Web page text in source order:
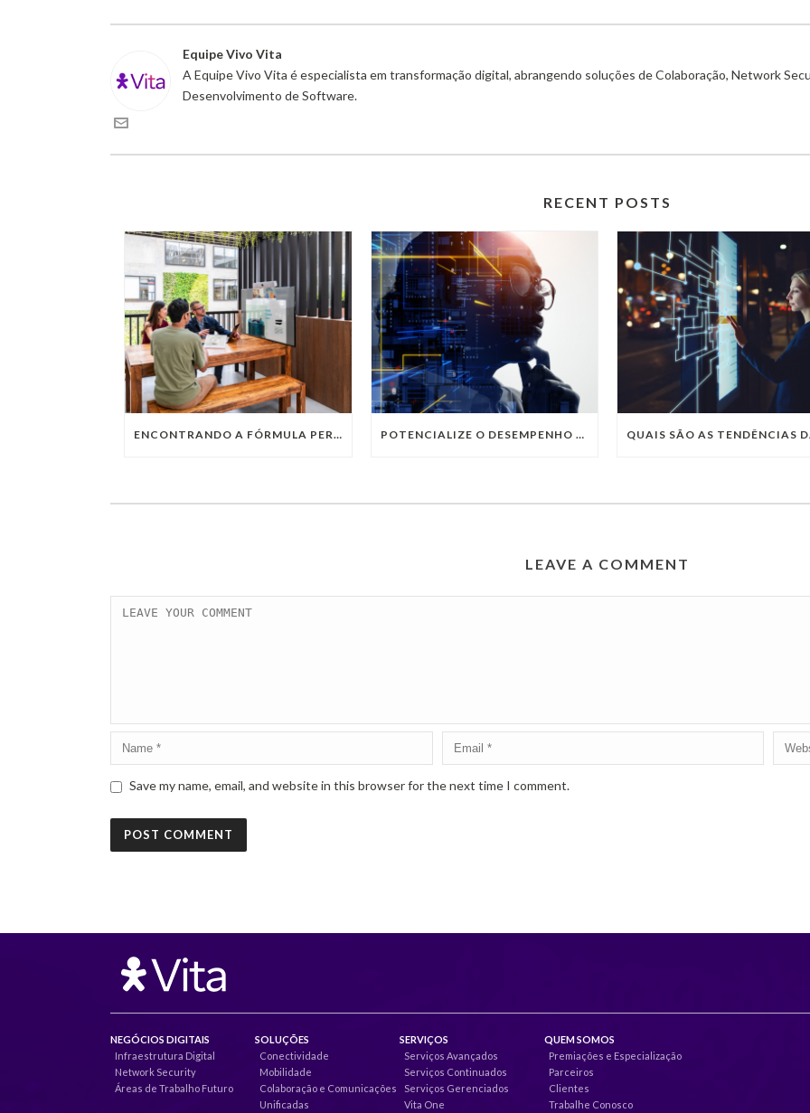
Equipe Vivo Vita
A Equipe Vivo Vita é especialista em transformação digital, abrangendo soluções de Colaboração, Network
Desenvolvimento de Software.
RECENT POSTS
ENCONTRANDO A FÓRMULA PERFEITA: TRABALHO PRESENCIAL, HOME OFFICE OU TRABALHO HÍBRIDO? POTENCIALIZE O DESEMPENHO DA SUA EMPRESA COM OS SERVIÇOS DE TI DA VIVO VITA
LEAVE A COMMENT
Save my name, email, and website in this browser for the next time I comment.
NEGÓCIOS DIGITAIS
Infraestrutura Digital
Network Security
Áreas de Trabalho Futuro
SOLUÇÕES
Conectividade
Mobilidade
Colaboração e Comunicações
Unificadas
SERVIÇOS
Serviços Avançados
Serviços Continuados
Serviços Gerenciados
Vita One
QUEM SOMOS
Premiações e Especialização
Parceiros
Clientes
Trabalhe Conosco